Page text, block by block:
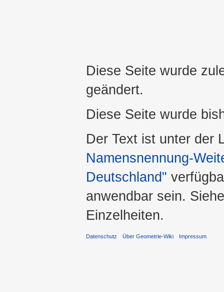
Diese Seite wurde
geändert.
Diese Seite wurde
Der Text ist unter der
Namensnennung-
Deutschland"
anwendbar sein.
Einzelheiten.
Datenschutz Über Geometrie-Wiki Impressum